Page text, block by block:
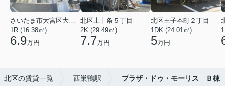
1R (16.38㎡)
6.9万円
北区上十条５丁目
2K (29.49㎡)
7.7万円
北区王子本町２丁目
1DK (24.01㎡)
5万円
北区の賃貸一覧 西巣鴨駅 プラザ・ドゥ・モーリス Ｂ棟